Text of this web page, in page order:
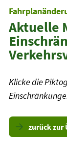
Aktuelle
Klicke die
zurück zur